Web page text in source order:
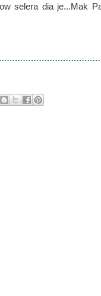
selera dia je...Mak